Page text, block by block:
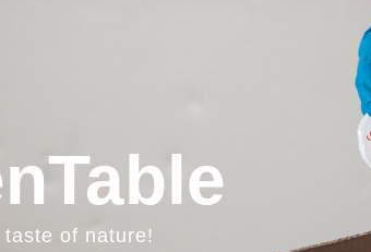
of nature!